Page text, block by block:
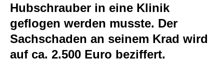
Hubschrauber in eine Klinik
geflogen werden musste. Der
Sachschaden an seinem Krad wird
auf ca. 2.500 Euro beziffert.